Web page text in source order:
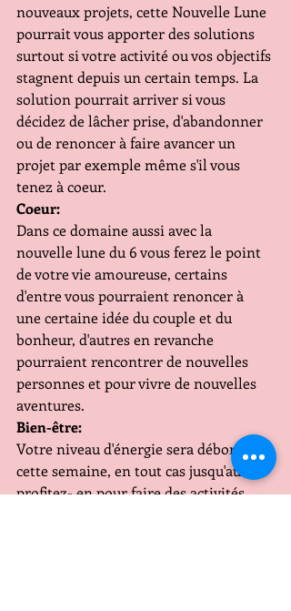
nouveaux projets, cette Nouvelle Lune
pourrait vous apporter des solutions
surtout si votre activité ou vos objectifs
stagnent depuis un certain temps. La
solution pourrait arriver si vous
décidez de lâcher prise, d'abandonner
ou de renoncer à faire avancer un
projet par exemple même s'il vous
tenez à coeur.
Coeur:
Dans ce domaine aussi avec la
nouvelle lune du 6 vous ferez le point
de votre vie amoureuse, certains
d'entre vous pourraient renoncer à
une certaine idée du couple et du
bonheur, d'autres en revanche
pourraient rencontrer de nouvelles
personnes et pour vivre de nouvelles
aventures.
Bien-être:
Votre niveau d'énergie sera débordant
cette semaine, en tout cas jusqu'au 8
profitez- en pour faire des activités